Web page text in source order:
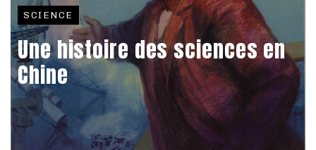
SCIENCE
Une histoire des sciences en
Chine